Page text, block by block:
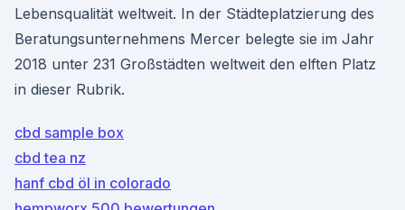
Lebensqualität weltweit. In der Städteplatzierung des
Beratungsunternehmens Mercer belegte sie im Jahr
2018 unter 231 Großstädten weltweit den elften Platz
in dieser Rubrik.
cbd sample box
cbd tea nz
hanf cbd öl in colorado